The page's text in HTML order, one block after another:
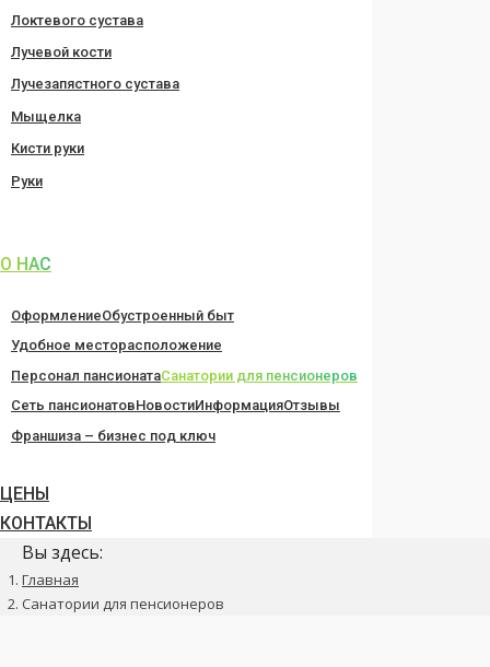
Локтевого сустава
Лучевой кости
Лучезапястного сустава
Мыщелка
Кисти руки
Руки
О НАС
ОформлениеОбустроенный быт
Удобное месторасположение
Персонал пансионатаСанатории для пенсионеров
Сеть пансионатовНовостиИнформацияОтзывы
Франшиза – бизнес под ключ
ЦЕНЫ
КОНТАКТЫ
Вы здесь:
Главная
Санатории для пенсионеров